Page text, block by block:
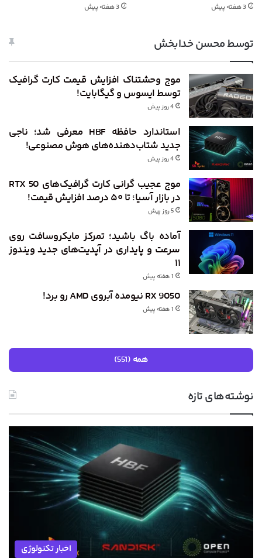
3 هفته پیش 3 هفته پیش
توسط محسن خدابخش
موج وحشتناک افزایش قیمت کارت گرافیک
توسط ایسوس و گیگابایت!
4 روز پیش
استاندارد حافظه HBF معرفی شد؛ ناجی
جدید شتاب‌دهنده‌های هوش مصنوعی!
4 روز پیش
موج عجیب گرانی کارت گرافیک‌های RTX 50
در بازار آسیا؛ تا ۵۰ درصد افزایش قیمت!
5 روز پیش
آماده باگ باشید؛ تمرکز مایکروسافت روی
سرعت و پایداری در آپدیت‌های جدید ویندوز
۱۱
1 هفته پیش
RX 9050 نیومده آبروی AMD رو برد!
1 هفته پیش
همه (551)
نوشته‌های تازه
اخبار تکنولوژی